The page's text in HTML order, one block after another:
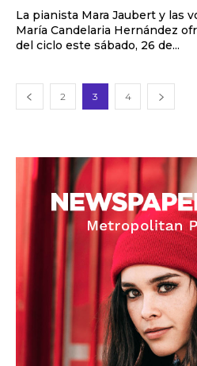
La pianista Mara Jaubert y las
María Candelaria Hernández
del ciclo este sábado, 26 de...
2 3 4